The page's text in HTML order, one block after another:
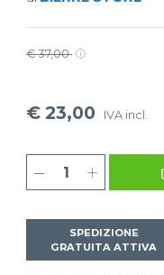
€ 37,00
€ 23,00 IVA incl.
SPEDIZIONE
GRATUITA ATTIVA